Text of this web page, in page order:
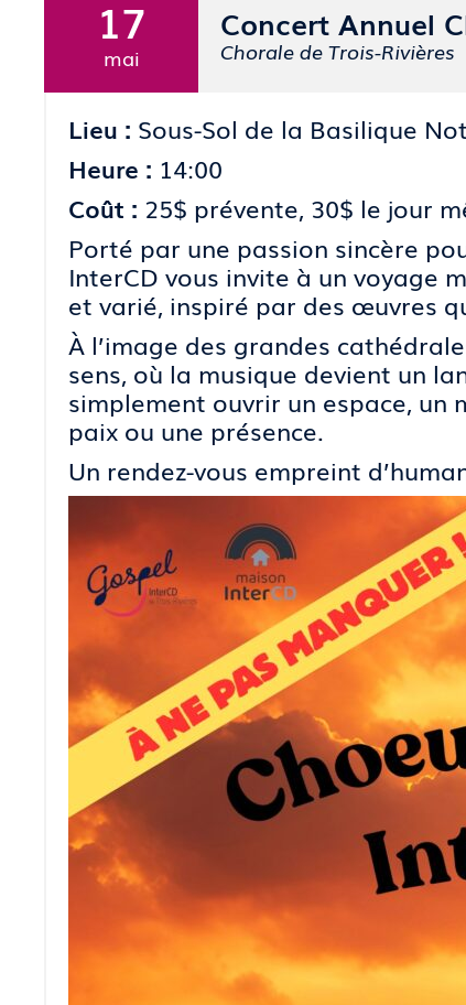
17
mai
Concert Annuel
Chorale de Trois-Rivières
Lieu : Sous-Sol de la Basilique
Heure : 14:00
Coût : 25$ prévente, 30$ le jour
Porté par une passion sincère
InterCD vous invite à un voyage
et varié, inspiré par des œuvres
À l’image des grandes
sens, où la musique devient un
simplement ouvrir un espace, un
paix ou une présence.
Un rendez-vous empreint